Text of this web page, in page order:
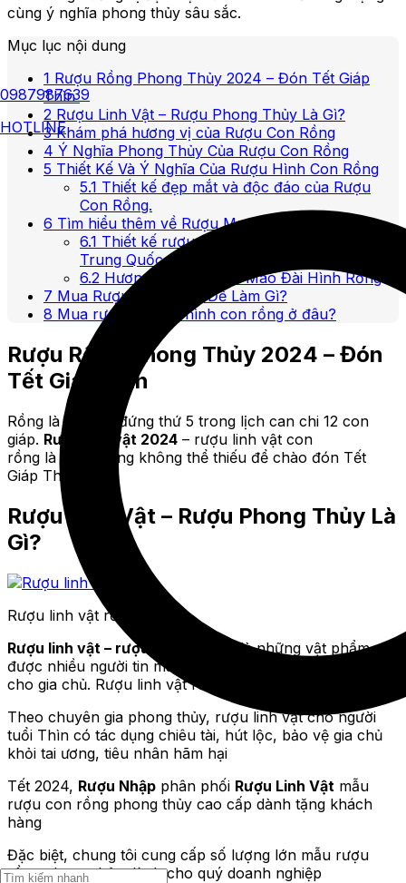
0987987639
HOTLINE
cùng ý nghĩa phong thủy sâu sắc.
Mục lục nội dung
1 Rượu Rồng Phong Thủy 2024 – Đón Tết Giáp
Thìn
2 Rượu Linh Vật – Rượu Phong Thủy Là Gì?
3Khám phá hương vị của Rượu Con Rồng
4 Ý Nghĩa Phong Thủy Của Rượu Con Rồng
5 Thiết Kế Và Ý Nghĩa Của Rượu Hình Con Rồng
5.1 Thiết kế đẹp mắt và độc đáo của Rượu
Con Rồng.
6 Tìm hiểu thêm về Rượu Mao Đài hình Rồng.
6.1 Thiết kế rượu Mao Đài hình rồng của
Trung Quốc
6.2 Hương Vị Của Rượu Mao Đài Hình Rồng
7 Mua Rượu Con Rồng Để Làm Gì?
8 Mua rượu linh vật hình con rồng ở đâu?
Rượu Rồng Phong Thủy 2024 – Đón
Tết Giáp Thìn
Rồng là linh vật đứng thứ 5 trong lịch can chi 12 con
giáp. Rượu linh vật 2024 – rượu linh vật con
rồng là biểu tượng không thể thiếu để chào đón Tết
Giáp Thìn
Rượu Linh Vật – Rượu Phong Thủy Là
Gì?
Rượu linh vật rồng
Rượu linh vật – rượu phong thủy là những vật phẩm
được nhiều người tin mang lại may mắn, thịnh vượng
cho gia chủ. Rượu linh vật rồng cũng không ngoại lệ
Theo chuyên gia phong thủy, rượu linh vật cho người
tuổi Thìn có tác dụng chiêu tài, hút lộc, bảo vệ gia chủ
khỏi tai ương, tiêu nhân hãm hại
Tết 2024, Rượu Nhập phân phối Rượu Linh Vật mẫu
rượu con rồng phong thủy cao cấp dành tặng khách
hàng
Đặc biệt, chung tôi cung cấp số lượng lớn mẫu rượu
rồng phong thủy dành cho quý doanh nghiệp